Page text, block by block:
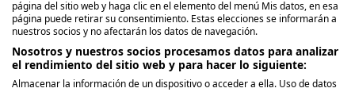
Aviso y términos legales
Privacidad de Datos
página del sitio web y haga clic en el elemento del menú Mis datos, en esa
página puede retirar su consentimiento. Estas elecciones se informarán a
nuestros socios y no afectarán los datos de navegación.
Nosotros y nuestros socios procesamos datos para analizar
el rendimiento del sitio web y para hacer lo siguiente:
Almacenar la información de un dispositivo o acceder a ella. Uso de datos